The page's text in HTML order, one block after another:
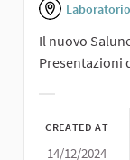
Il nuovo
Presentazioni
CREATED AT
14/12/2024